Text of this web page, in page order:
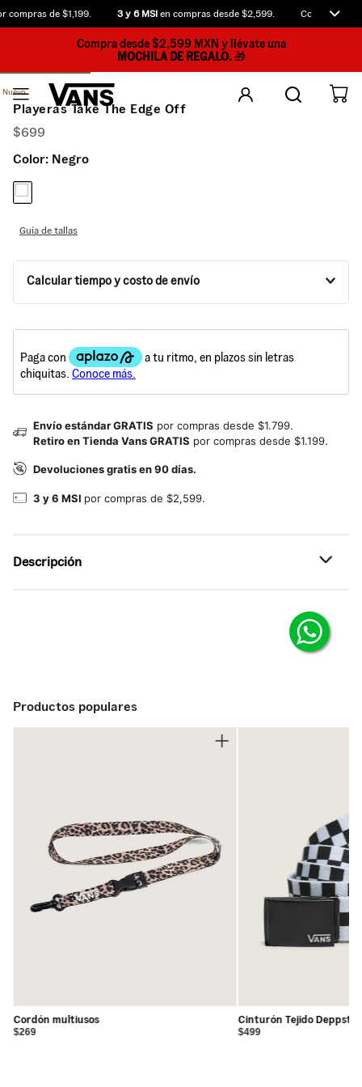
compras de $1,199. 3 y 6 MSIen compras desde $2,599. Compra
Compra desde $2,599 MXN y llévate una
MOCHILA DE REGALO.🎁
Nuevo
Playeras Take The Edge Off
$699
Color: Negro
Guía de tallas
Calcular tiempo y costo de envío
Envío estándar GRATIS por compras desde $1.799.
Retiro en Tienda Vans GRATIS por compras desde $1.199.
Devoluciones gratis en 90 días.
3 y 6 MSI por compras de $2,599.
Descripción
Productos populares
Cordón multiusos
$269
Cinturón Tejido Deppster
$499